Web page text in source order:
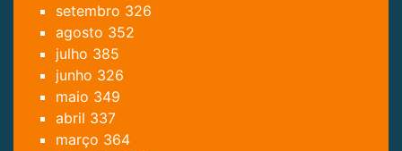
setembro 326
agosto 352
julho 385
junho 326
maio 349
abril 337
março 364